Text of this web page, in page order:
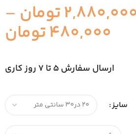
2,880,000تومان –
480,000تومان
ارسال سفارش 5 تا 7 روز کاری
سایز